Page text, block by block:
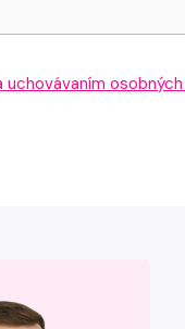
uchovávaním